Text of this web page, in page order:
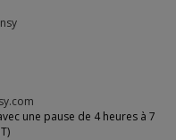
une pause de 4 heures à 7